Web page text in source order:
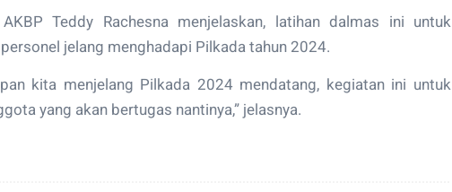
Teddy Rachesna menjelaskan, latihan dalmas ini untuk
jelang menghadapi Pilkada tahun 2024.
kita menjelang Pilkada 2024 mendatang, kegiatan ini untuk
yang akan bertugas nantinya,” jelasnya.